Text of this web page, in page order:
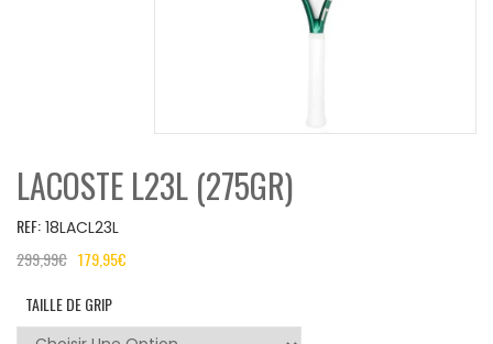
LACOSTE L23L (275GR)
REF: 18LACL23L
299,99€ 179,95€
TAILLE DE GRIP